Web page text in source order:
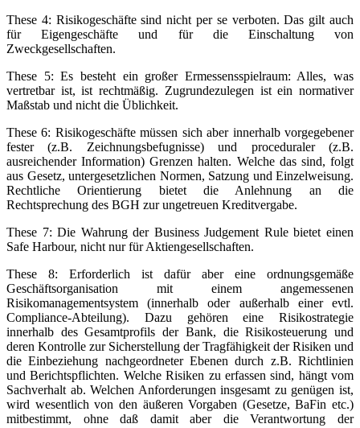
These 4: Risikogeschäfte sind nicht per se verboten. Das gilt auch
für Eigengeschäfte und für die Einschaltung von
Zweckgesellschaften.
These 5: Es besteht ein großer Ermessensspielraum: Alles, was
vertretbar ist, ist rechtmäßig. Zugrundezulegen ist ein normativer
Maßstab und nicht die Üblichkeit.
These 6: Risikogeschäfte müssen sich aber innerhalb vorgegebener
fester (z.B. Zeichnungsbefugnisse) und proceduraler (z.B.
ausreichender Information) Grenzen halten. Welche das sind, folgt
aus Gesetz, untergesetzlichen Normen, Satzung und Einzelweisung.
Rechtliche Orientierung bietet die Anlehnung an die
Rechtsprechung des BGH zur ungetreuen Kreditvergabe.
These 7: Die Wahrung der Business Judgement Rule bietet einen
Safe Harbour, nicht nur für Aktiengesellschaften.
These 8: Erforderlich ist dafür aber eine ordnungsgemäße
Geschäftsorganisation mit einem angemessenen
Risikomanagementsystem (innerhalb oder außerhalb einer evtl.
Compliance-Abteilung). Dazu gehören eine Risikostrategie
innerhalb des Gesamtprofils der Bank, die Risikosteuerung und
deren Kontrolle zur Sicherstellung der Tragfähigkeit der Risiken und
die Einbeziehung nachgeordneter Ebenen durch z.B. Richtlinien
und Berichtspflichten. Welche Risiken zu erfassen sind, hängt vom
Sachverhalt ab. Welchen Anforderungen insgesamt zu genügen ist,
wird wesentlich von den äußeren Vorgaben (Gesetze, BaFin etc.)
mitbestimmt, ohne daß damit aber die Verantwortung der